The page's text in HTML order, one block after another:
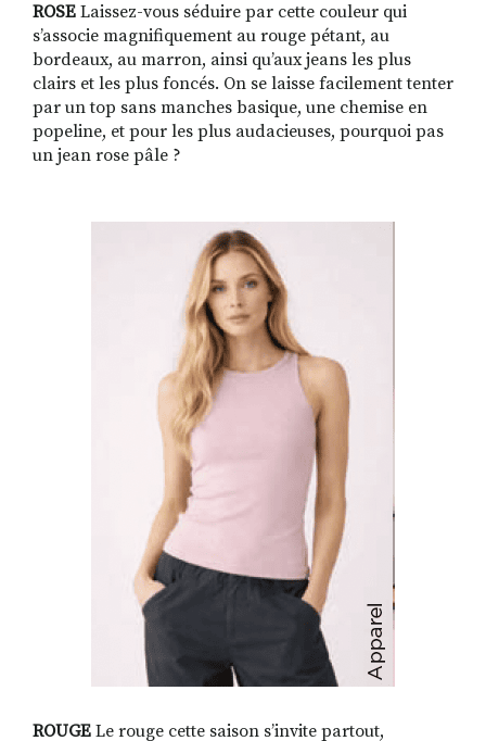
ROSE Laissez-vous séduire par cette couleur qui
s’associe magnifiquement au rouge pétant, au
bordeaux, au marron, ainsi qu’aux jeans les plus
clairs et les plus foncés. On se laisse facilement tenter
par un top sans manches basique, une chemise en
popeline, et pour les plus audacieuses, pourquoi pas
un jean rose pâle ?
ROUGE Le rouge cette saison s’invite partout,